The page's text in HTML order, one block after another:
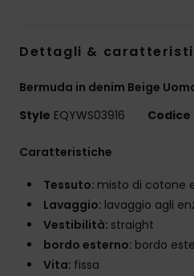
Dettagli &
Bermuda in denim Beige
Style EQYWS03916
Caratteristiche
Tessuto: misto di cotone
Lavaggio: lavaggio agli
Vestibilità: straight
bordo esterno: bordo
Vita: fissa